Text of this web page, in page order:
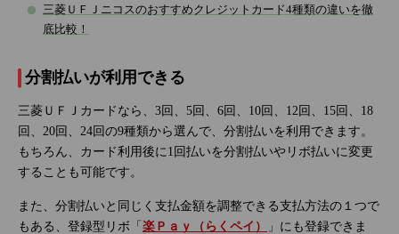
三菱ＵＦＪニコスのおすすめクレジットカード4種類の違いを徹
底比較！
分割払いが利用できる
三菱ＵＦＪカードなら、3回、5回、6回、10回、12回、15回、18
回、20回、24回の9種類から選んで、分割払いを利用できます。
もちろん、カード利用後に1回払いを分割払いやリボ払いに変更
することも可能です。
また、分割払いと同じく支払金額を調整できる支払方法の１つで
もある、登録型リボ「 楽Ｐａｙ（らくペイ）
」にも登録できま